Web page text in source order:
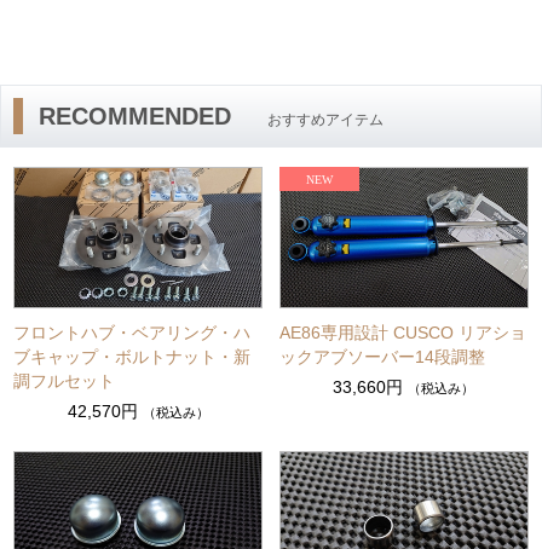
RECOMMENDED おすすめアイテム
フロントハブ・ベアリング・ハ
ブキャップ・ボルトナット・新
調フルセット
42,570円
（税込み）
AE86専用設計 CUSCO リアショ
ックアブソーバー14段調整
33,660円
（税込み）